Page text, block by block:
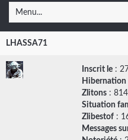
Menu...
LHASSA71
Inscrit le :
Hibernation
Zlitons :
Situation
Zlibestof :
Messages